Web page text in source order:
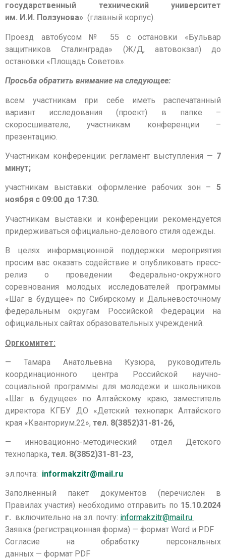
государственный технический университет
им. И.И. Ползунова» (главный корпус).
Проезд автобусом № 55 с остановки «Бульвар
защитников Сталинграда» (Ж/Д, автовокзал) до
остановки «Площадь Советов».
Просьба обратить внимание на следующее:
всем участникам при себе иметь распечатанный
вариант исследования (проект) в папке –
скоросшивателе, участникам конференции –
презентацию.
Участникам конференции: регламент выступления — 7
минут;
участникам выставки: оформление рабочих зон – 5
ноября с 09:00 до 17:30.
Участникам выставки и конференции рекомендуется
придерживаться официально-делового стиля одежды.
В целях информационной поддержки мероприятия
просим вас оказать содействие и опубликовать пресс-
релиз о проведении Федерально-окружного
соревнования молодых исследователей программы
«Шаг в будущее» по Сибирскому и Дальневосточному
федеральным округам Российской Федерации на
официальных сайтах образовательных учреждений.
Оргкомитет:
— Тамара Анатольевна Кузюра, руководитель
координационного центра Российской научно-
социальной программы для молодежи и школьников
«Шаг в будущее» по Алтайскому краю, заместитель
директора КГБУ ДО «Детский технопарк Алтайского
края «Кванториум.22», тел. 8(3852)31-81-26,
— инновационно-методический отдел Детского
технопарка, тел. 8(3852)31-81-23,
эл почта: informakzitr@mail.ru
Заполненный пакет документов (перечислен в
Правилах участия) необходимо отправить по 15.10.2024
г. включительно на эл. почту: informakzitr@mail.ru
Заявка (регистрационная форма) — формат Word и PDF
Согласие на обработку персональных
данных — формат PDF